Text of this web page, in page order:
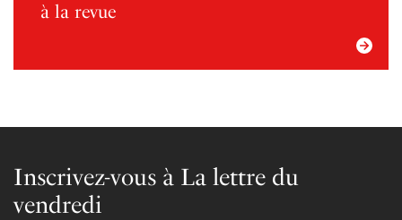
à la revue
Inscrivez-vous à La lettre du
vendredi